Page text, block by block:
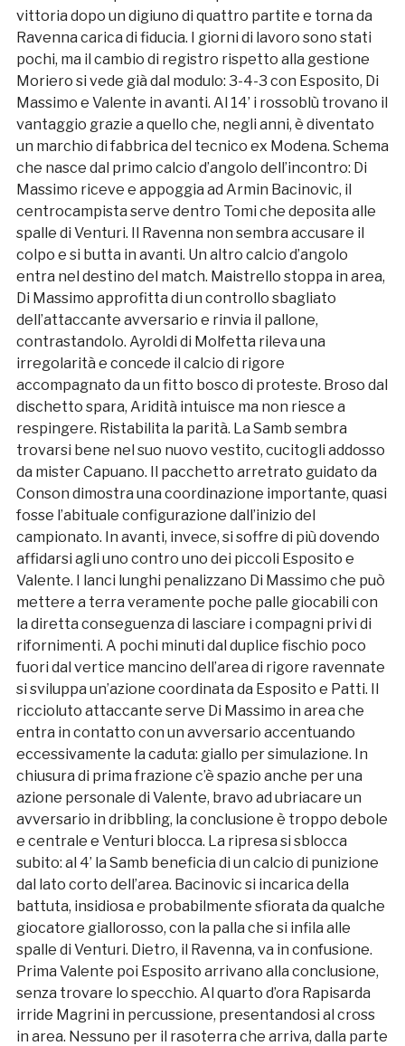
vittoria dopo un digiuno di quattro partite e torna da
Ravenna carica di fiducia. I giorni di lavoro sono stati
pochi, ma il cambio di registro rispetto alla gestione
Moriero si vede già dal modulo: 3-4-3 con Esposito, Di
Massimo e Valente in avanti. Al 14’ i rossoblù trovano il
vantaggio grazie a quello che, negli anni, è diventato
un marchio di fabbrica del tecnico ex Modena. Schema
che nasce dal primo calcio d’angolo dell’incontro: Di
Massimo riceve e appoggia ad Armin Bacinovic, il
centrocampista serve dentro Tomi che deposita alle
spalle di Venturi. Il Ravenna non sembra accusare il
colpo e si butta in avanti. Un altro calcio d’angolo
entra nel destino del match. Maistrello stoppa in area,
Di Massimo approfitta di un controllo sbagliato
dell’attaccante avversario e rinvia il pallone,
contrastandolo. Ayroldi di Molfetta rileva una
irregolarità e concede il calcio di rigore
accompagnato da un fitto bosco di proteste. Broso dal
dischetto spara, Aridità intuisce ma non riesce a
respingere. Ristabilita la parità. La Samb sembra
trovarsi bene nel suo nuovo vestito, cucitogli addosso
da mister Capuano. Il pacchetto arretrato guidato da
Conson dimostra una coordinazione importante, quasi
fosse l’abituale configurazione dall’inizio del
campionato. In avanti, invece, si soffre di più dovendo
affidarsi agli uno contro uno dei piccoli Esposito e
Valente. I lanci lunghi penalizzano Di Massimo che può
mettere a terra veramente poche palle giocabili con
la diretta conseguenza di lasciare i compagni privi di
rifornimenti. A pochi minuti dal duplice fischio poco
fuori dal vertice mancino dell’area di rigore ravennate
si sviluppa un’azione coordinata da Esposito e Patti. Il
riccioluto attaccante serve Di Massimo in area che
entra in contatto con un avversario accentuando
eccessivamente la caduta: giallo per simulazione. In
chiusura di prima frazione c’è spazio anche per una
azione personale di Valente, bravo ad ubriacare un
avversario in dribbling, la conclusione è troppo debole
e centrale e Venturi blocca. La ripresa si sblocca
subito: al 4’ la Samb beneficia di un calcio di punizione
dal lato corto dell’area. Bacinovic si incarica della
battuta, insidiosa e probabilmente sfiorata da qualche
giocatore giallorosso, con la palla che si infila alle
spalle di Venturi. Dietro, il Ravenna, va in confusione.
Prima Valente poi Esposito arrivano alla conclusione,
senza trovare lo specchio. Al quarto d’ora Rapisarda
irride Magrini in percussione, presentandosi al cross
in area. Nessuno per il rasoterra che arriva, dalla parte